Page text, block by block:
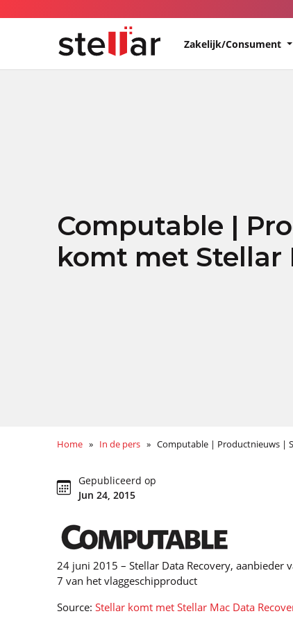
Zakelijk/Consument
Computable |
komt met Stellar
Home » In de pers » Computable | Productnieuws |
Gepubliceerd op
Jun 24, 2015
24 juni 2015 – Stellar Data Recovery, aanbieder
7 van het vlaggeschipproduct
Source:Stellar komt met Stellar Mac Data